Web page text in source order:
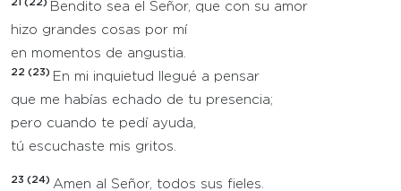
21 (22) Bendito sea el Señor, que con su amor
hizo grandes cosas por mí
en momentos de angustia.
22 (23) En mi inquietud llegué a pensar
que me habías echado de tu presencia;
pero cuando te pedí ayuda,
tú escuchaste mis gritos.
23 (24) Amen al Señor, todos sus fieles.